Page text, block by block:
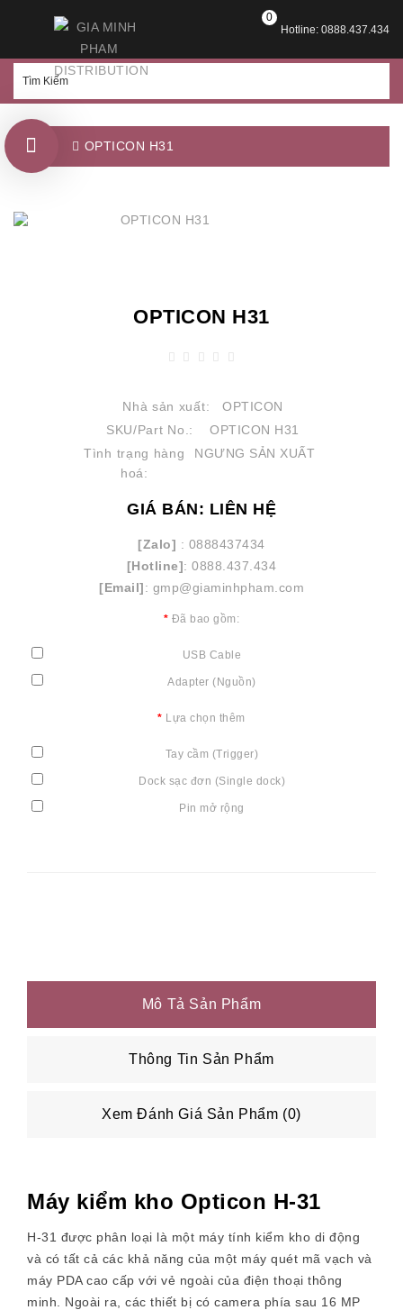
Hotline: 0888.437.434
0
OPTICON H31
OPTICON H31
Nhà sản xuất:
OPTICON
SKU/Part No.:
OPTICON H31
Tình trạng hàng
hoá:
NGƯNG SẢN XUẤT
GIÁ BÁN: LIÊN HỆ
[Zalo] : 0888437434
[Hotline]: 0888.437.434
[Email]: gmp@giaminhpham.com
Đã bao gồm:
USB Cable
Adapter (Nguồn)
Lựa chọn thêm
Tay cầm (Trigger)
Dock sạc đơn (Single dock)
Pin mở rộng
Mô Tả Sản Phẩm
Thông Tin Sản Phẩm
Xem Đánh Giá Sản Phẩm (0)
Máy kiểm kho Opticon H-31
H-31 được phân loại là một máy tính kiểm kho di động
và có tất cả các khả năng của một máy quét mã vạch và
máy PDA cao cấp với vẻ ngoài của điện thoại thông
minh. Ngoài ra, các thiết bị có camera phía sau 16 MP